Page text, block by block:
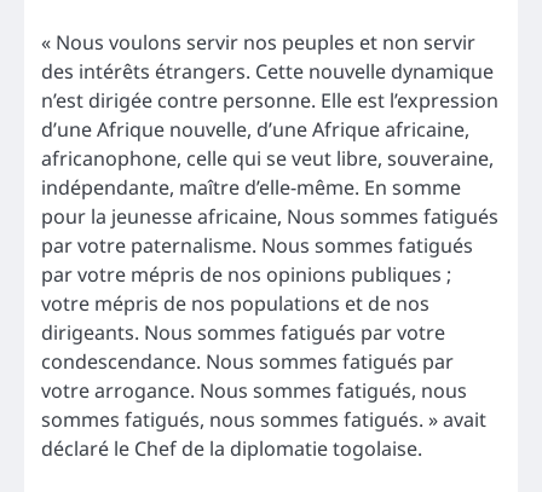
« Nous voulons servir nos peuples et non servir
des intérêts étrangers. Cette nouvelle dynamique
n’est dirigée contre personne. Elle est l’expression
d’une Afrique nouvelle, d’une Afrique africaine,
africanophone, celle qui se veut libre, souveraine,
indépendante, maître d’elle-même. En somme
pour la jeunesse africaine, Nous sommes fatigués
par votre paternalisme. Nous sommes fatigués
par votre mépris de nos opinions publiques ;
votre mépris de nos populations et de nos
dirigeants. Nous sommes fatigués par votre
condescendance. Nous sommes fatigués par
votre arrogance. Nous sommes fatigués, nous
sommes fatigués, nous sommes fatigués. » avait
déclaré le Chef de la diplomatie togolaise.